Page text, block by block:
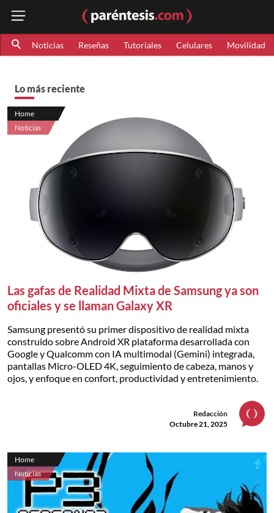
Noticias Reseñas Tutoriales Celulares Movilidad
Lo más reciente
Home
Noticias
Las gafas de Realidad Mixta de Samsung ya son
oficiales y se llaman Galaxy XR
Samsung presentó su primer dispositivo de realidad mixta
construido sobre Android XR plataforma desarrollada con
Google y Qualcomm con IA multimodal (Gemini) integrada,
pantallas Micro-OLED 4K, seguimiento de cabeza, manos y
ojos, y enfoque en confort, productividad y entretenimiento.
Redacción
Octubre 21, 2025
Home
Noticias